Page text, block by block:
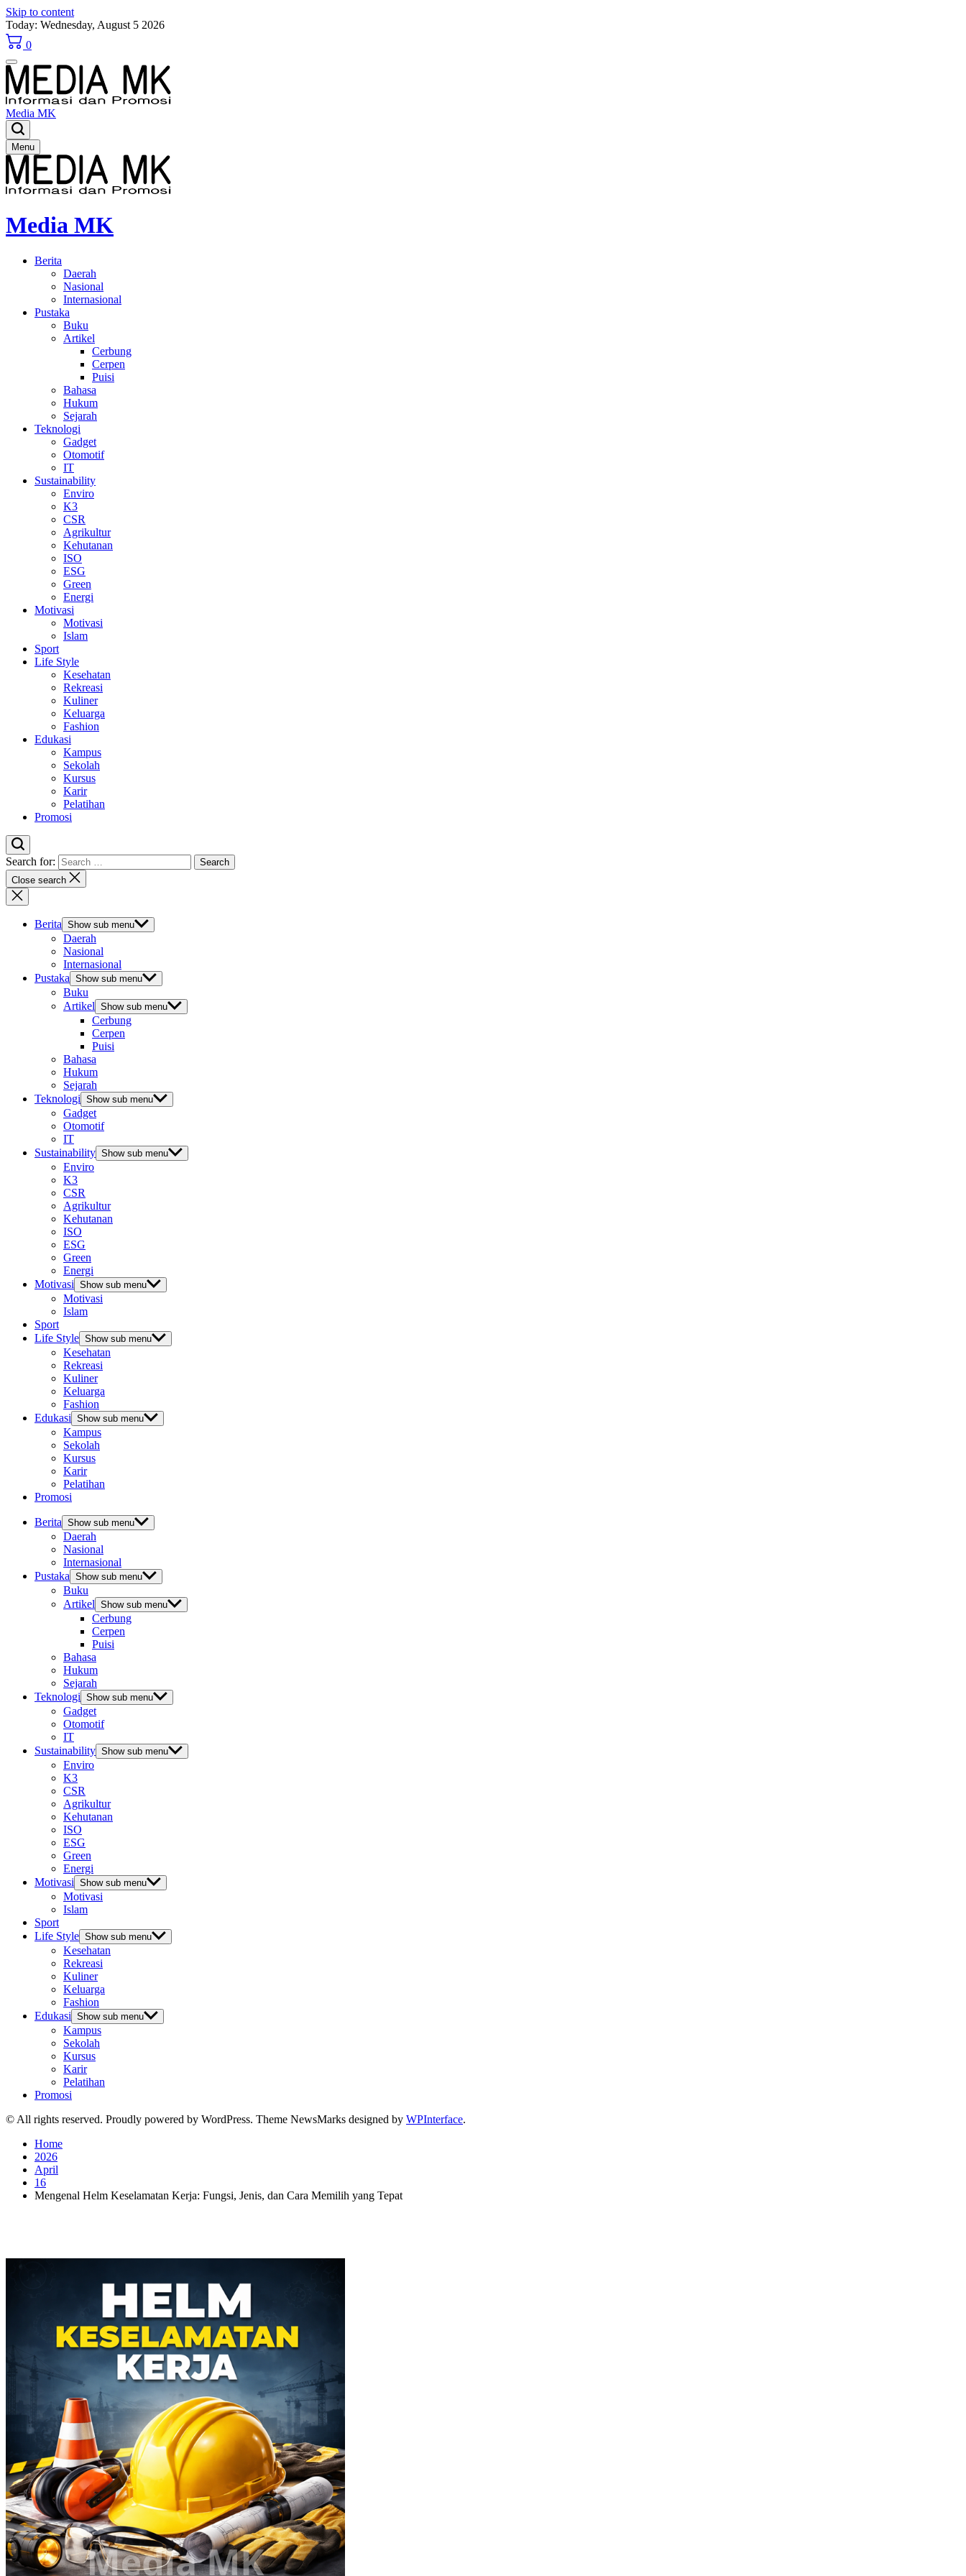
Skip to content
Today: Wednesday, August 5 2026
0
Media MK
Menu
Media MK
Berita
Daerah
Nasional
Internasional
Pustaka
Buku
Artikel
Cerbung
Cerpen
Puisi
Bahasa
Hukum
Sejarah
Teknologi
Gadget
Otomotif
IT
Sustainability
Enviro
K3
CSR
Agrikultur
Kehutanan
ISO
ESG
Green
Energi
Motivasi
Motivasi
Islam
Sport
Life Style
Kesehatan
Rekreasi
Kuliner
Keluarga
Fashion
Edukasi
Kampus
Sekolah
Kursus
Karir
Pelatihan
Promosi
Search for:
Close search
Berita Show sub menu
Daerah
Nasional
Internasional
Pustaka Show sub menu
Buku
Artikel Show sub menu
Cerbung
Cerpen
Puisi
Bahasa
Hukum
Sejarah
Teknologi Show sub menu
Gadget
Otomotif
IT
Sustainability Show sub menu
Enviro
K3
CSR
Agrikultur
Kehutanan
ISO
ESG
Green
Energi
Motivasi Show sub menu
Motivasi
Islam
Sport
Life Style Show sub menu
Kesehatan
Rekreasi
Kuliner
Keluarga
Fashion
Edukasi Show sub menu
Kampus
Sekolah
Kursus
Karir
Pelatihan
Promosi
Berita Show sub menu
Daerah
Nasional
Internasional
Pustaka Show sub menu
Buku
Artikel Show sub menu
Cerbung
Cerpen
Puisi
Bahasa
Hukum
Sejarah
Teknologi Show sub menu
Gadget
Otomotif
IT
Sustainability Show sub menu
Enviro
K3
CSR
Agrikultur
Kehutanan
ISO
ESG
Green
Energi
Motivasi Show sub menu
Motivasi
Islam
Sport
Life Style Show sub menu
Kesehatan
Rekreasi
Kuliner
Keluarga
Fashion
Edukasi Show sub menu
Kampus
Sekolah
Kursus
Karir
Pelatihan
Promosi
© All rights reserved. Proudly powered by WordPress. Theme NewsMarks designed by WPInterface.
Home
2026
April
16
Mengenal Helm Keselamatan Kerja: Fungsi, Jenis, dan Cara Memilih yang Tepat